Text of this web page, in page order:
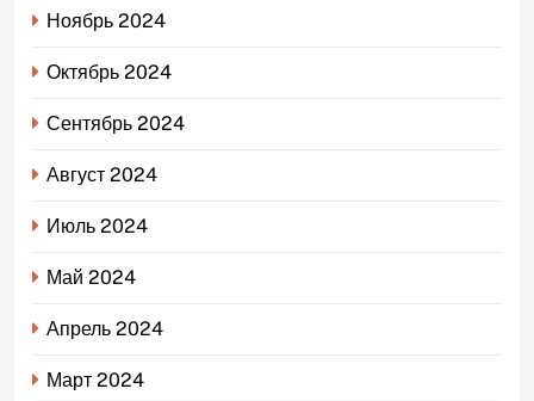
Ноябрь 2024
Октябрь 2024
Сентябрь 2024
Август 2024
Июль 2024
Май 2024
Апрель 2024
Март 2024